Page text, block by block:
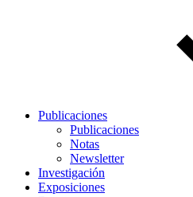
Publicaciones
Publicaciones
Notas
Newsletter
Investigación
Exposiciones